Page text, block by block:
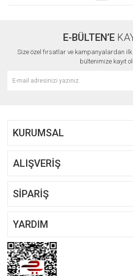
E-BÜLTEN’E
Size özel fırsatlar ve kampanyalardan
bültenimize kayıt
KURUMSAL
ALIŞVERİŞ
SİPARİŞ
YARDIM